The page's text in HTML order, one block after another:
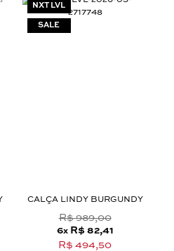
NXT LVL
CALÇA LINDY BURGUNDY
R$ 989,00
6x R$ 82,41
R$ 494,50